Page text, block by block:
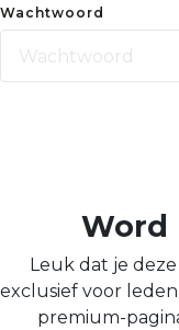
Wachtwoord
Word
Leuk dat je
exclusief voor leden
premium-